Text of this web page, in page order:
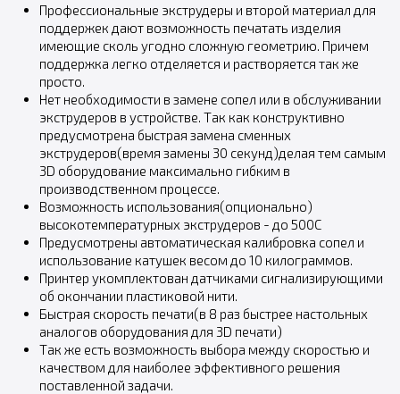
Профессиональные экструдеры и второй материал для
поддержек дают возможность печатать изделия
имеющие сколь угодно сложную геометрию. Причем
поддержка легко отделяется и растворяется так же
просто.
Нет необходимости в замене сопел или в обслуживании
экструдеров в устройстве. Так как конструктивно
предусмотрена быстрая замена сменных
экструдеров(время замены 30 секунд)делая тем самым
3D оборудование максимально гибким в
производственном процессе.
Возможность использования(опционально)
высокотемпературных экструдеров - до 500C
Предусмотрены автоматическая калибровка сопел и
использование катушек весом до 10 килограммов.
Принтер укомплектован датчиками сигнализирующими
об окончании пластиковой нити.
Быстрая скорость печати(в 8 раз быстрее настольных
аналогов оборудования для 3D печати)
Так же есть возможность выбора между скоростью и
качеством для наиболее эффективного решения
поставленной задачи.